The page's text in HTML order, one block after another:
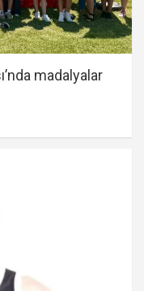
madalyalar